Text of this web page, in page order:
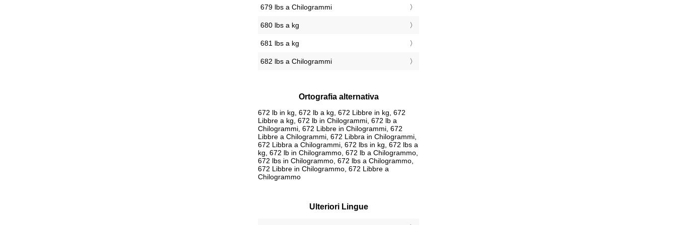
679 lbs a Chilogrammi
680 lbs a kg
681 lbs a kg
682 lbs a Chilogrammi
Ortografia alternativa
672 lb in kg, 672 lb a kg, 672 Libbre in kg, 672
Libbre a kg, 672 lb in Chilogrammi, 672 lb a
Chilogrammi, 672 Libbre in Chilogrammi, 672
Libbre a Chilogrammi, 672 Libbra in Chilogrammi,
672 Libbra a Chilogrammi, 672 lbs in kg, 672 lbs a
kg, 672 lb in Chilogrammo, 672 lb a Chilogrammo,
672 lbs in Chilogrammo, 672 lbs a Chilogrammo,
672 Libbre in Chilogrammo, 672 Libbre a
Chilogrammo
Ulteriori Lingue